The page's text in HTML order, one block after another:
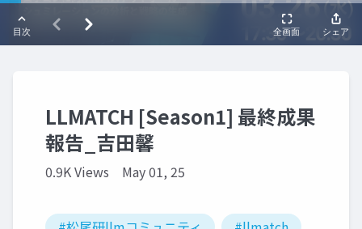
LLMATCH [Season1] 最終成果
報告_吉田馨
0.9K Views May 01, 25